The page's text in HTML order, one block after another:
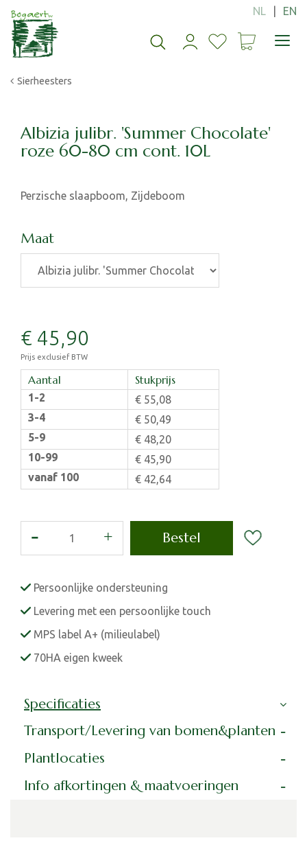
Sierheesters
Albizia julibr. 'Summer Chocolate'
roze 60-80 cm cont. 10L
Perzische slaapboom, Zijdeboom
Maat
€ 45,90
Prijs exclusief BTW
Aantal Stukprijs
1-2 € 55,08
3-4
€ 50,49
5-9
€ 48,20
10-99
€ 45,90
vanaf 100
€ 42,64
Persoonlijke ondersteuning
Levering met een persoonlijke touch
MPS label A+ (milieulabel)
70HA eigen kweek
Specificaties
Transport/Levering van bomen&planten
Plantlocaties
Info afkortingen & maatvoeringen